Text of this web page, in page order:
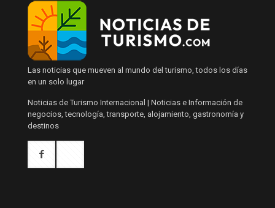
Las noticias que mueven al mundo del turismo, todos los días
en un solo lugar
Noticias de Turismo Internacional | Noticias e Información de
negocios, tecnología, transporte, alojamiento, gastronomía y
destinos